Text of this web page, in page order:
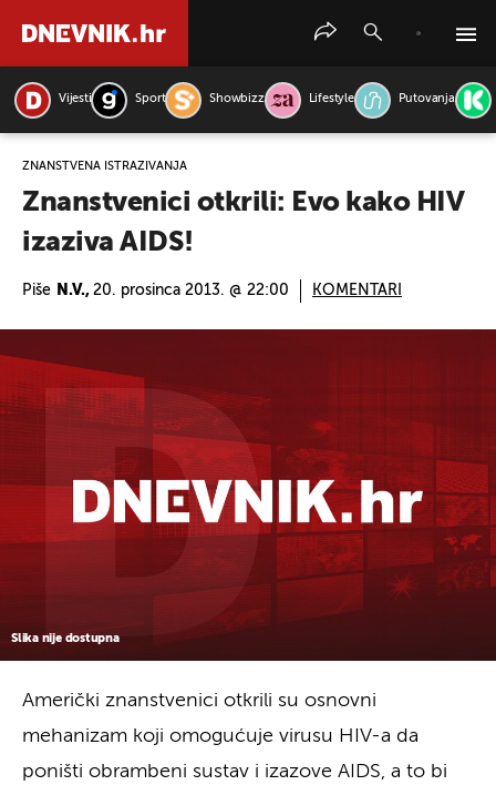
Vijesti Sport Showbizz Lifestyle Putovanja
ZNANSTVENA ISTRAŽIVANJA
Znanstvenici otkrili: Evo kako HIV
izaziva AIDS!
Piše N.V., 20. prosinca 2013. @ 22:00 KOMENTARI
Slika nije dostupna
Američki znanstvenici otkrili su osnovni
mehanizam koji omogućuje virusu HIV-a da
poništi obrambeni sustav i izazove AIDS, a to bi
PRETRAŽITE VIJESTI